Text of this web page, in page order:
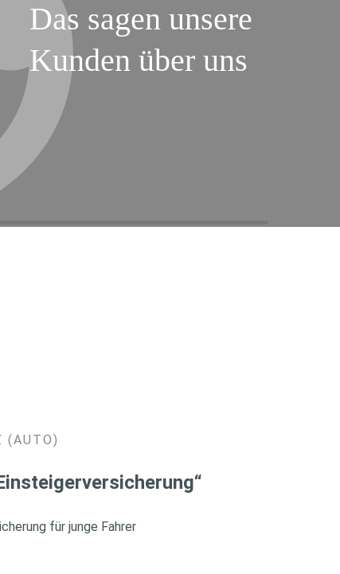
Das sagen unsere
Kunden über uns
(AUTO)
für junge Fahrer